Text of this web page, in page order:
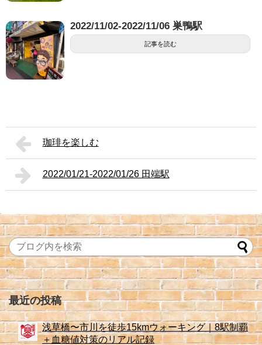
2022/11/02-2022/11/06 巣鴨駅
記事を読む
珈琲を楽しむ
2022/01/21-2022/01/26 田端駅
最近の投稿
浅草橋〜市川を徒歩15kmウォーキング｜8駅制覇
＋血糖値対策のリアル記録